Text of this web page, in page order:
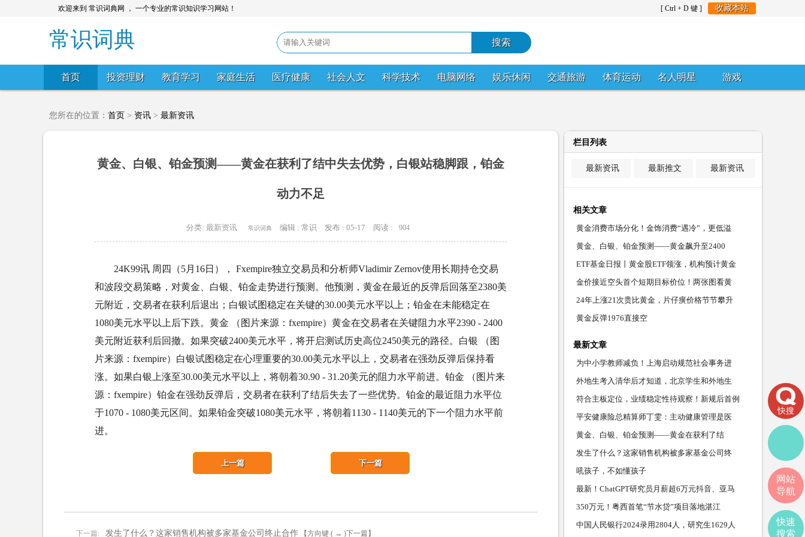
欢迎来到 常识词典网 ， 一个专业的常识知识学习网站！ [ Ctrl + D 键 ] 收藏本站
常识词典
首页 投资理财 教育学习 家庭生活 医疗健康 社会人文 科学技术 电脑网络 娱乐休闲 交通旅游 体育运动 名人明星 游戏
您所在的位置： 首页 > 资讯 > 最新资讯
黄金、白银、铂金预测——黄金在获利了结中失去优势，白银站稳脚跟，铂金
动力不足
分类: 最新资讯 常识词典 编辑 : 常识 发布 : 05-17 阅读 : 904
24K99讯 周四（5月16日）， Fxempire独立交易员和分析师Vladimir Zernov使用长期持仓交易
和波段交易策略，对黄金、白银、铂金走势进行预测。他预测，黄金在最近的反弹后回落至2380美
元附近，交易者在获利后退出；白银试图稳定在关键的30.00美元水平以上；铂金在未能稳定在
1080美元水平以上后下跌。黄金 （图片来源：fxempire）黄金在交易者在关键阻力水平2390 - 2400
美元附近获利后回撤。如果突破2400美元水平，将开启测试历史高位2450美元的路径。白银 （图
片来源：fxempire）白银试图稳定在心理重要的30.00美元水平以上，交易者在强劲反弹后保持看
涨。如果白银上涨至30.00美元水平以上，将朝着30.90 - 31.20美元的阻力水平前进。铂金 （图片来
源：fxempire）铂金在强劲反弹后，交易者在获利了结后失去了一些优势。铂金的最近阻力水平位
于1070 - 1080美元区间。如果铂金突破1080美元水平，将朝着1130 - 1140美元的下一个阻力水平前
进。
下一篇: 发生了什么？这家销售机构被多家基金公司终止合作
下一篇
【方向键 ( → )下一篇】
上一篇
栏目列表
最新资讯 最新推文 最新资讯
相关文章
黄金消费市场分化！金饰消费“遇冷”，更低溢
黄金、白银、铂金预测——黄金飙升至2400
ETF基金日报丨黄金股ETF领涨，机构预计黄金
金价接近空头首个短期目标价位！两张图看黄
24年上涨21次贵比黄金，片仔癀价格节节攀升
黄金反弹1976直接空
最新文章
为中小学教师减负！上海启动规范社会事务进
外地生考入清华后才知道，北京学生和外地生
符合主板定位，业绩稳定性待观察！新规后首例
平安健康险总精算师丁雯：主动健康管理是医
黄金、白银、铂金预测——黄金在获利了结
发生了什么？这家销售机构被多家基金公司终
吼孩子，不如懂孩子
最新！ChatGPT研究员月薪超6万元抖音、亚马
350万元！粤西首笔“节水贷”项目落地湛江
中国人民银行2024录用2804人，研究生1629人
快搜
网站
导航
快速
搜索